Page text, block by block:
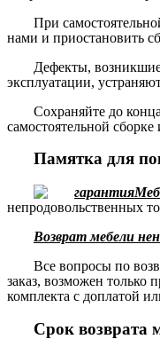
При
нами и приостановить
Дефекты, возникшие
эксплуатации,
Сохраняйте до
самостоятельной
Памятка для
непродовольственных
Возврат мебели
Все вопросы по
заказ, возможен только
комплекта с доплатой
Срок возврата